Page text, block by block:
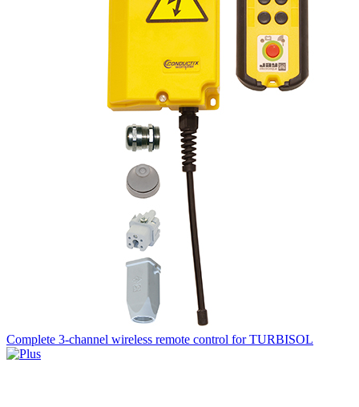
Complete 3-channel wireless remote control for TURBISOL